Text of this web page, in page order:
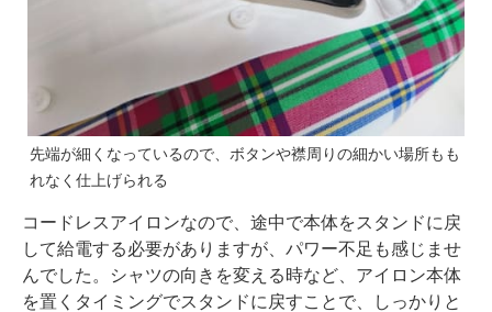
先端が細くなっているので、ボタンや襟周りの細かい場所もも
れなく仕上げられる
コードレスアイロンなので、途中で本体をスタンドに戻
して給電する必要がありますが、パワー不足も感じませ
んでした。シャツの向きを変える時など、アイロン本体
を置くタイミングでスタンドに戻すことで、しっかりと